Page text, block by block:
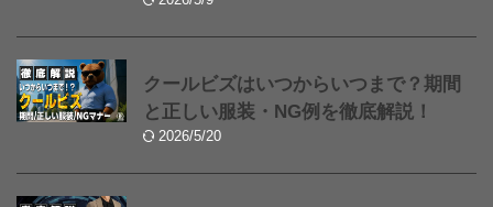
クールビズはいつからいつまで？期間
と正しい服装・NG例を徹底解説！
2026/5/20